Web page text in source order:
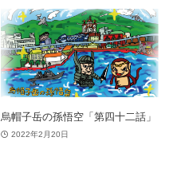
烏帽子岳の孫悟空「第四十二話」
2022年2月20日